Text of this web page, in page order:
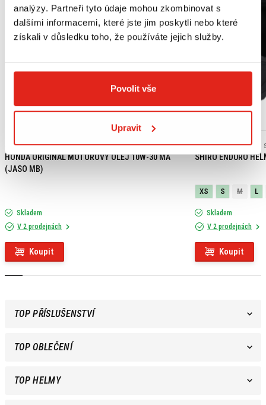
analýzy. Partneři tyto údaje mohou zkombinovat s
dalšími informacemi, které jste jim poskytli nebo které
získali v důsledku toho, že používáte jejich služby.
Povolit vše
Upravit
439 Kč s DPH
HONDA ORIGINAL MOTOROVÝ OLEJ 10W-30 MA
(JASO MB)
Skladem
V 2 prodejnách
Koupit
2 409 Kč
2 409 Kč
SHIRO ENDURO
XS S M L
Skladem
V 2 prodejnách
Koupit
TOP PŘÍSLUŠENSTVÍ
TOP OBLEČENÍ
TOP HELMY